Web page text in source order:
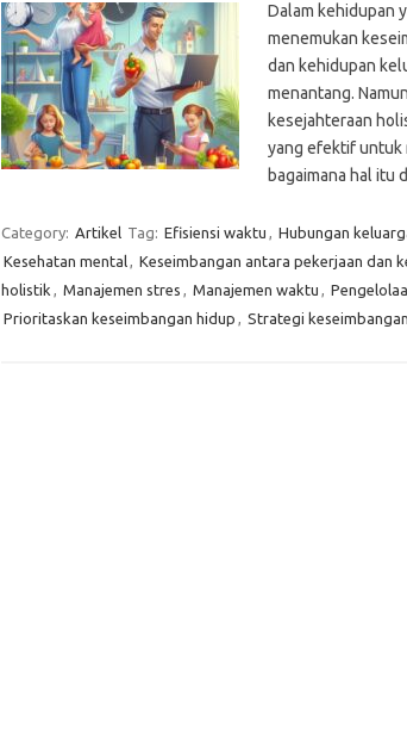
Dalam kehidupan
menemukan
dan kehidupan
menantang.
kesejahteraan
yang efektif untuk
bagaimana hal itu
Category: Artikel Tag: Efisiensi waktu , Hubungan
Kesehatan mental, Keseimbangan antara pekerjaan dan
holistik , Manajemen stres , Manajemen waktu ,
Prioritaskan keseimbangan hidup , Strategi